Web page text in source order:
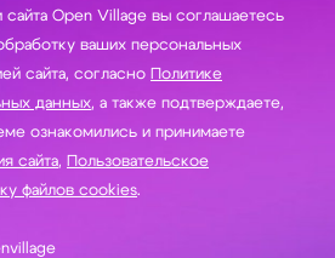
сайта Open Village вы соглашаетесь
сайта, согласно Политике
данных, а также подтверждаете,
ознакомились и принимаете
сайта, Пользовательское
файлов cookies.